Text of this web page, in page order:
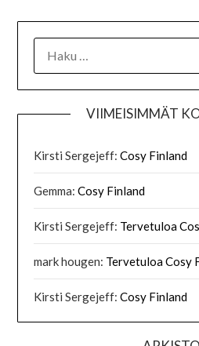
VIIMEISIMMÄT
Kirsti Sergejeff:Cosy Finland
Gemma:Cosy Finland
Kirsti Sergejeff: Tervetuloa
mark hougen: Tervetuloa Cosy
Kirsti Sergejeff:Cosy Finland